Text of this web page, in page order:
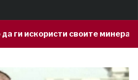
минерални богатства